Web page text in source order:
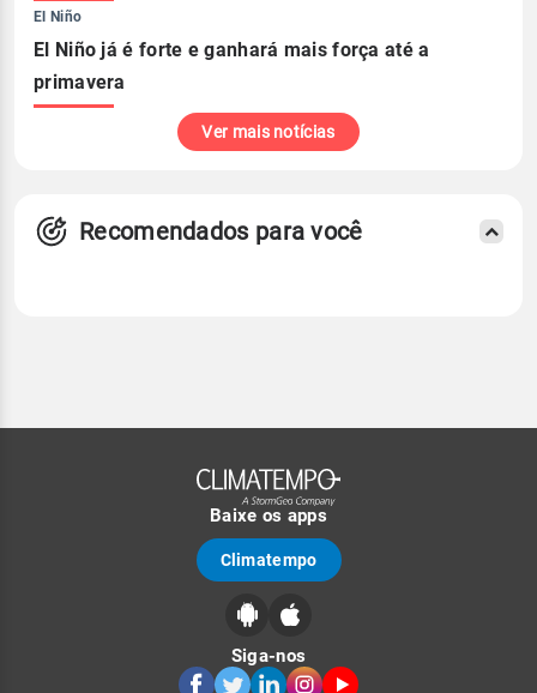
El Niño
El Niño já é forte e ganhará mais força até a
primavera
Ver mais notícias
Recomendados para você
Baixe os apps
Climatempo
Siga-nos